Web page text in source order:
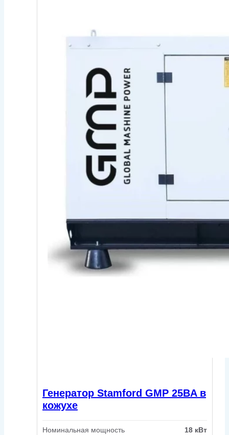
Генератор Stamford GMP 25BA в
кожухе
Номинальная мощность 18 кВт